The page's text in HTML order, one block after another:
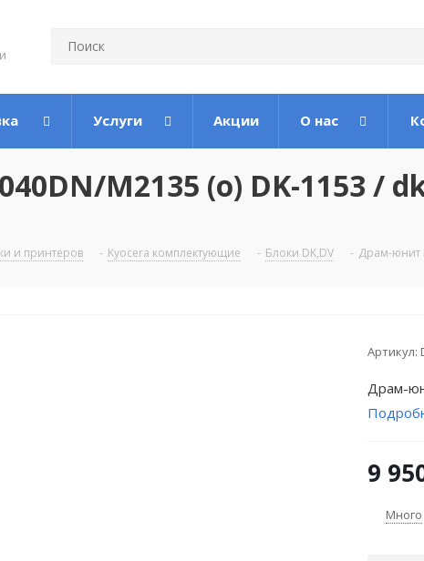
Услуги Акции О нас
M2135 (o) DK-1153 /
и принтеров - Kyocera комплектующие - Блоки DK,DV - Драм-юнит
Артикул:
Драм-
9
Много